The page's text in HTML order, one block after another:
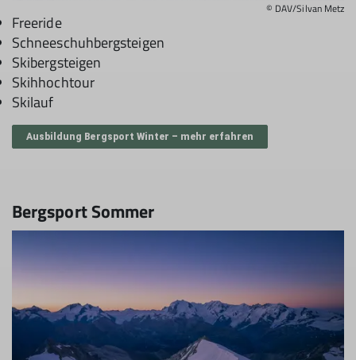
© DAV/Silvan Metz
Freeride
Schneeschuhbergsteigen
Skibergsteigen
Skihhochtour
Skilauf
Ausbildung Bergsport Winter – mehr erfahren
Bergsport Sommer